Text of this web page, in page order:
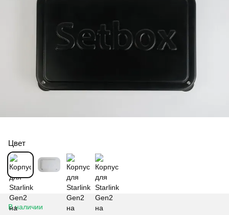
Цвет
В наличии